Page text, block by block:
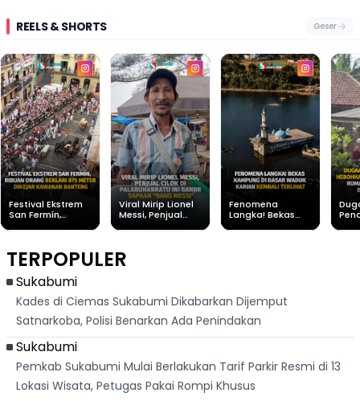
REELS & SHORTS Geser
Festival Ekstrem
San Fermín,
Banteng
Viral Mirip Lionel
Messi, Penjual
"Bang Messi"
Fenomena
Langka! Bekas
TERPOPULER
Sukabumi
Kades di Ciemas Sukabumi Dikabarkan Dijemput
Satnarkoba, Polisi Benarkan Ada Penindakan
Sukabumi
Pemkab Sukabumi Mulai Berlakukan Tarif Parkir Resmi di 13
Lokasi Wisata, Petugas Pakai Rompi Khusus